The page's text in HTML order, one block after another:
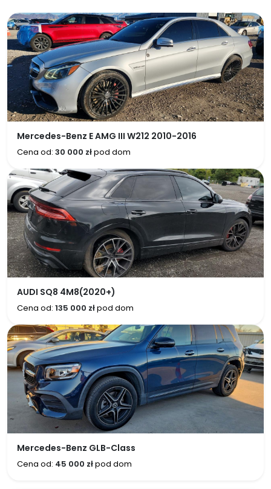
Mercedes-Benz E AMG III W212 2010-2016
Cena od: 30 000 złpod dom
AUDI SQ8 4M8(2020+)
Cena od: 135 000 złpod dom
Mercedes-Benz GLB-Class
Cena od: 45 000 złpod dom